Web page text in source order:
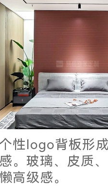
性logo背板形
。玻璃、皮质
高级感。